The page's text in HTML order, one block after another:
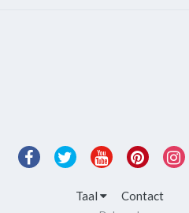
Taal Contact